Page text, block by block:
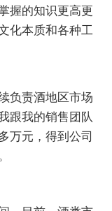
握的知识更高更
化本质和各种工
负责酒地区市场
跟我的销售团队
万元，得到公司